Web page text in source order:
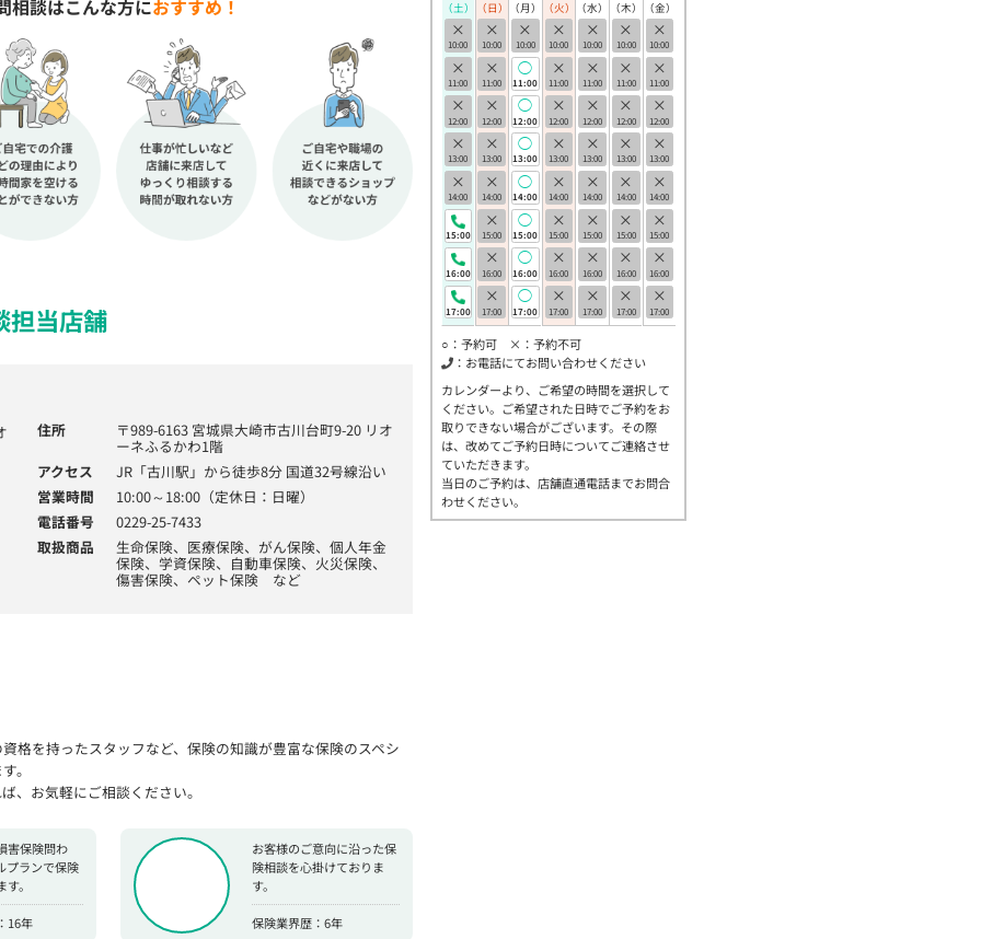
相談はこんな方におすすめ！
担当店舗
住所 〒989-6163 宮城県大崎市古川台町9-20 リオ
ーネふるかわ1階
アクセス
JR「古川駅」から徒歩8分 国道32号線沿い
営業時間
10:00～18:00（定休日：日曜）
電話番号
0229-25-7433
取扱商品
生命保険、医療保険、がん保険、個人年金
保険、学資保険、自動車保険、火災保険、
傷害保険、ペット保険 など
格を持ったスタッフなど、保険の知識が豊富な保険のスペシ
。
、お気軽にご相談ください。
害保険問わ
プランで保険
。
16年
お客様のご意向に沿った保
険相談を心掛けておりま
す。
保険業界歴：6年
（土）
×
10:00
×
11:00
×
12:00
×
13:00
×
14:00
15:00
16:00
17:00
（日）
×
10:00
×
11:00
×
12:00
×
13:00
×
14:00
×
15:00
×
16:00
×
17:00
（月）
×
10:00
◯
11:00
◯
12:00
◯
13:00
◯
14:00
◯
15:00
◯
16:00
◯
17:00
（火）
×
10:00
×
11:00
×
12:00
×
13:00
×
14:00
×
15:00
×
16:00
×
17:00
（水）
×
10:00
×
11:00
×
12:00
×
13:00
×
14:00
×
15:00
×
16:00
×
17:00
（木）
×
10:00
×
11:00
×
12:00
×
13:00
×
14:00
×
15:00
×
16:00
×
17:00
（金）
×
10:00
×
11:00
×
12:00
×
13:00
×
14:00
×
15:00
×
16:00
×
17:00
○：予約可 ×：予約不可
：お電話にてお問い合わせください
カレンダーより、ご希望の時間を選択して
ください。ご希望された日時でご予約をお
取りできない場合がございます。その際
は、改めてご予約日時についてご連絡させ
ていただきます。
当日のご予約は、店舗直通電話までお問合
わせください。